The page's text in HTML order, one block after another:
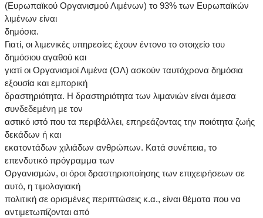
(Ευρωπαϊκού Οργανισμού Λιμένων) το 93% των Ευρωπαϊκών
λιμένων είναι
δημόσια.
Γιατί, οι λιμενικές υπηρεσίες έχουν έντονο το στοιχείο του
δημόσιου αγαθού και
γιατί οι Οργανισμοί Λιμένα (ΟΛ) ασκούν ταυτόχρονα δημόσια
εξουσία και εμπορική
δραστηριότητα. Η δραστηριότητα των λιμανιών είναι άμεσα
συνδεδεμένη με τον
αστικό ιστό που τα περιβάλλει, επηρεάζοντας την ποιότητα ζωής
δεκάδων ή και
εκατοντάδων χιλιάδων ανθρώπων. Κατά συνέπεια, το
επενδυτικό πρόγραμμα των
Οργανισμών, οι όροι δραστηριοποίησης των επιχειρήσεων σε
αυτό, η τιμολογιακή
πολιτική σε ορισμένες περιπτώσεις κ.α., είναι θέματα που να
αντιμετωπίζονται από